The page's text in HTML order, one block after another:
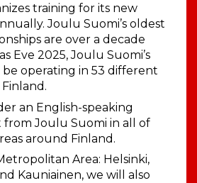
training for its new
Joulu Suomi’s oldest
are over a decade
Eve 2025, Joulu Suomi’s
be operating in 53 different
Finland.
an English-speaking
from Joulu Suomi in all of
around Finland.
Area: Helsinki,
Kauniainen, we will also